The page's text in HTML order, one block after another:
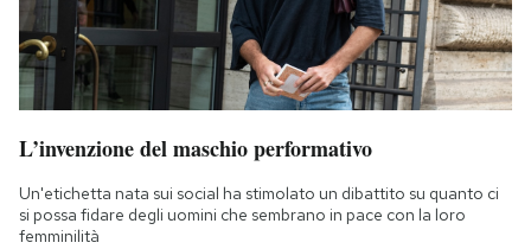
L’invenzione del maschio performativo
Un'etichetta nata sui social ha stimolato un dibattito su quanto ci
si possa fidare degli uomini che sembrano in pace con la loro
femminilità